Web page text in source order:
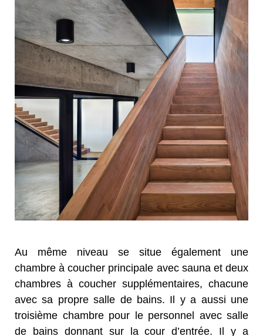
Au même niveau se situe également une
chambre à coucher principale avec sauna et deux
chambres à coucher supplémentaires, chacune
avec sa propre salle de bains. Il y a aussi une
troisième chambre pour le personnel avec salle
de bains donnant sur la cour d’entrée. Il y a